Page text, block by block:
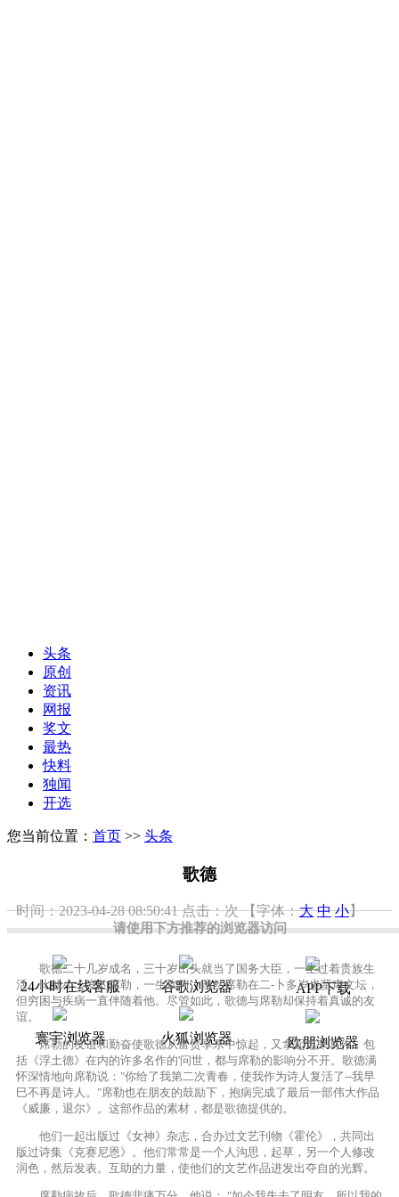
请使用下方推荐的浏览器访问
24小时在线客服 谷歌浏览器 APP下载
寰宇浏览器 火狐浏览器 欧朋浏览器
头条
原创
资讯
网报
奖文
最热
快料
独闻
开选
您当前位置： 首页 >> 头条
歌德
时间：2023-04-28 08:50:41点击：次 【字体：大 中 小】
歌德二十几岁成名，三十岁出头就当了国务大臣，一生过着贵族生
活。比他小十岁的席勒，一生坎坷。虽然席勒在二-卜多岁也蜚声文坛，
但穷困与疾病一直伴随着他。尽管如此，歌德与席勒却保持着真诚的友
谊。
席勒的友谊和勤奋使歌德从富贵享乐中惊起，又拿起笔来写作，包
括《浮土德》在内的许多名作的'问世，都与席勒的影响分不开。歌德满
怀深情地向席勒说："你给了我第二次青春，使我作为诗人复活了--我早
巳不再是诗人。"席勒也在朋友的鼓励下，抱病完成了最后一部伟大作品
《威廉，退尔》。这部作品的素材，都是歌德提供的。
他们一起出版过《女神》杂志，合办过文艺刊物《霍伦》，共同出
版过诗集《克赛尼恩》。他们常常是一个人沟思，起草，另一个人修改
润色，然后发表。互助的力量，使他们的文艺作品进发出夺自的光辉。